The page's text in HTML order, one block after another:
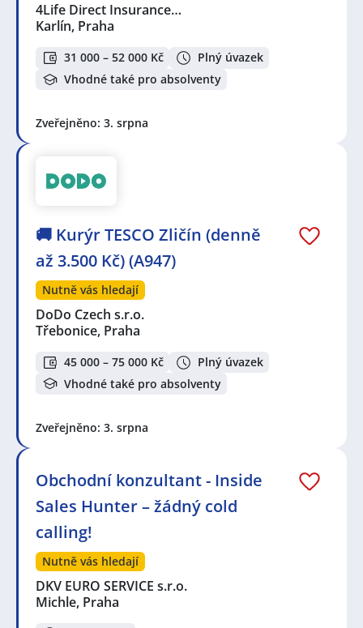
4Life Direct Insurance…
Karlín, Praha
31 000 – 52 000 Kč
Plný úvazek
Vhodné také pro absolventy
Zveřejněno: 3. srpna
🚚 Kurýr TESCO Zličín (denně
až 3.500 Kč) (A947)
Nutně vás hledají
DoDo Czech s.r.o.
Třebonice, Praha
45 000 – 75 000 Kč
Plný úvazek
Vhodné také pro absolventy
Zveřejněno: 3. srpna
Obchodní konzultant - Inside
Sales Hunter – žádný cold
calling!
Nutně vás hledají
DKV EURO SERVICE s.r.o.
Michle, Praha